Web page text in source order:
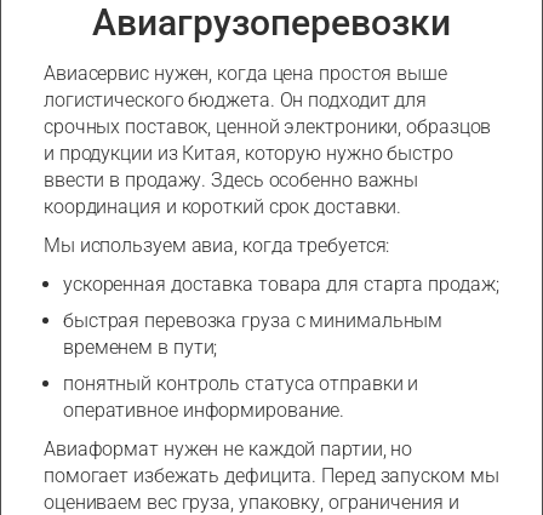
Авиагрузоперевозки
Авиасервис нужен, когда цена простоя выше
логистического бюджета. Он подходит для
срочных поставок, ценной электроники, образцов
и продукции из Китая, которую нужно быстро
ввести в продажу. Здесь особенно важны
координация и короткий срок доставки.
Мы используем авиа, когда требуется:
ускоренная доставка товара для старта продаж;
быстрая перевозка груза с минимальным
временем в пути;
понятный контроль статуса отправки и
оперативное информирование.
Авиаформат нужен не каждой партии, но
помогает избежать дефицита. Перед запуском мы
оцениваем вес груза, упаковку, ограничения и